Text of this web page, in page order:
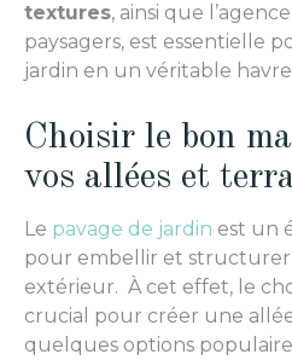
textures, ainsi que
paysagers, est essentielle
jardin en un véritable havre
Choisir le bon
vos allées et
Le pavage de jardin est un
pour embellir et structurer
extérieur. À cet effet, le
crucial pour créer une
quelques options